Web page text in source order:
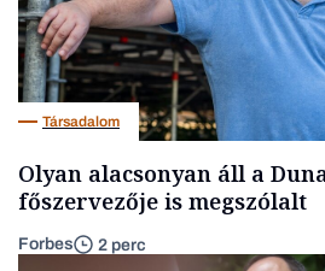
Társadalom
Olyan alacsonyan áll a
főszervezője is megszólalt
Forbes 2 perc